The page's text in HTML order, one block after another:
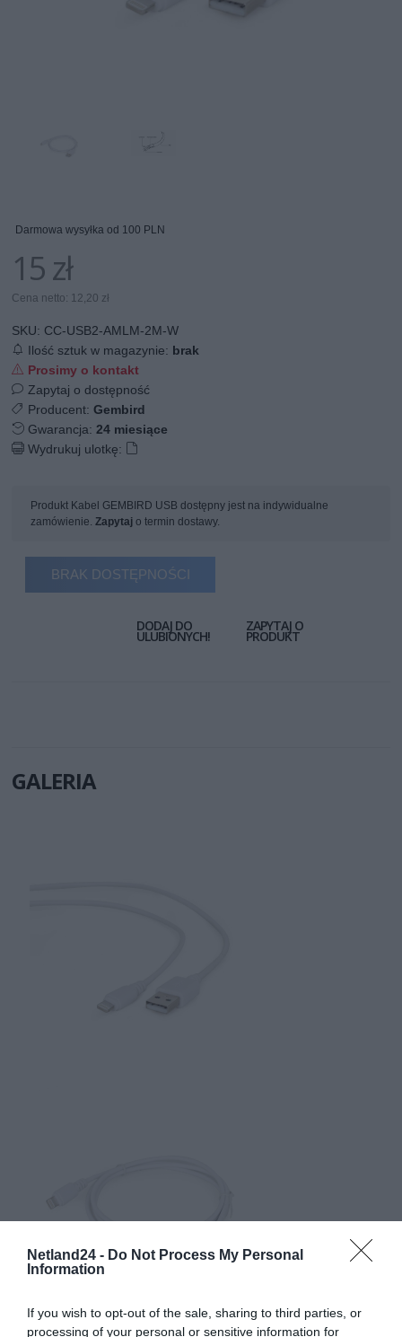
Netland24 - Do Not Process My Personal
Information
If you wish to opt-out of the sale, sharing to third parties, or
processing of your personal or sensitive information for
Darmowa wysyłka od 100 PLN
15 zł
Cena netto: 12,20 zł
SKU: CC-USB2-AMLM-2M-W
Ilość sztuk w magazynie: brak
Prosimy o kontakt
Zapytaj o dostępność
Producent:Gembird
Gwarancja:24 miesiące
Wydrukuj ulotkę:
Produkt Kabel GEMBIRD USB dostępny jest na indywidualne
zamówienie.Zapytaj o termin dostawy.
BRAK DOSTĘPNOŚCI
DODAJ DO
ULUBIONYCH!
ZAPYTAJ O
PRODUKT
GALERIA